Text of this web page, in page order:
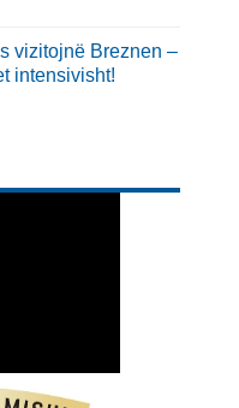
vizitojnë Breznen –
intensivisht!